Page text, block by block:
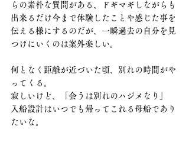
らの素朴な質問がある、ドギマギしながらも
出来るだけ今まで体験したことや感じた事を
伝える様にするのだが、一瞬過去の自分を見
つけにいくのは案外楽しい。
何となく距離が近づいた頃、別れの時間がや
ってくる。
寂しいけど、「会うは別れのハジメなり」
入船設計はいつでも帰ってこれる母船であり
たいな。